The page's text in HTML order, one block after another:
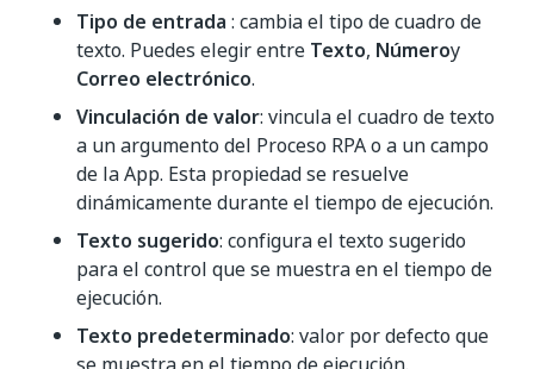
Tipo de entrada : cambia el tipo de cuadro de
texto. Puedes elegir entre Texto, Númeroy
Correo electrónico.
Vinculación de valor: vincula el cuadro de texto
a un argumento del Proceso RPA o a un campo
de la App. Esta propiedad se resuelve
dinámicamente durante el tiempo de ejecución.
Texto sugerido: configura el texto sugerido
para el control que se muestra en el tiempo de
ejecución.
Texto predeterminado: valor por defecto que